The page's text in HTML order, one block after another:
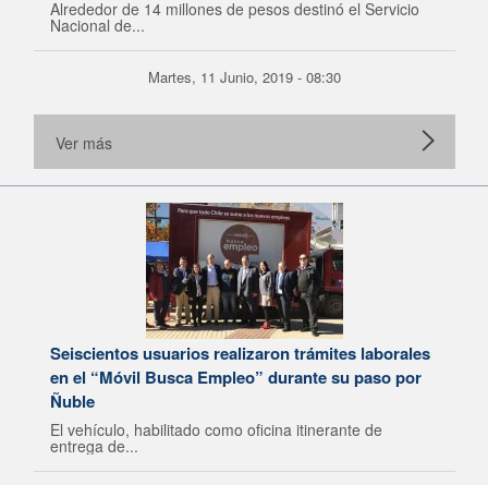
Alrededor de 14 millones de pesos destinó el Servicio
Nacional de...
Martes, 11 Junio, 2019 - 08:30
Ver más
Seiscientos usuarios realizaron trámites laborales
en el “Móvil Busca Empleo” durante su paso por
Ñuble
El vehículo, habilitado como oficina itinerante de
entrega de...